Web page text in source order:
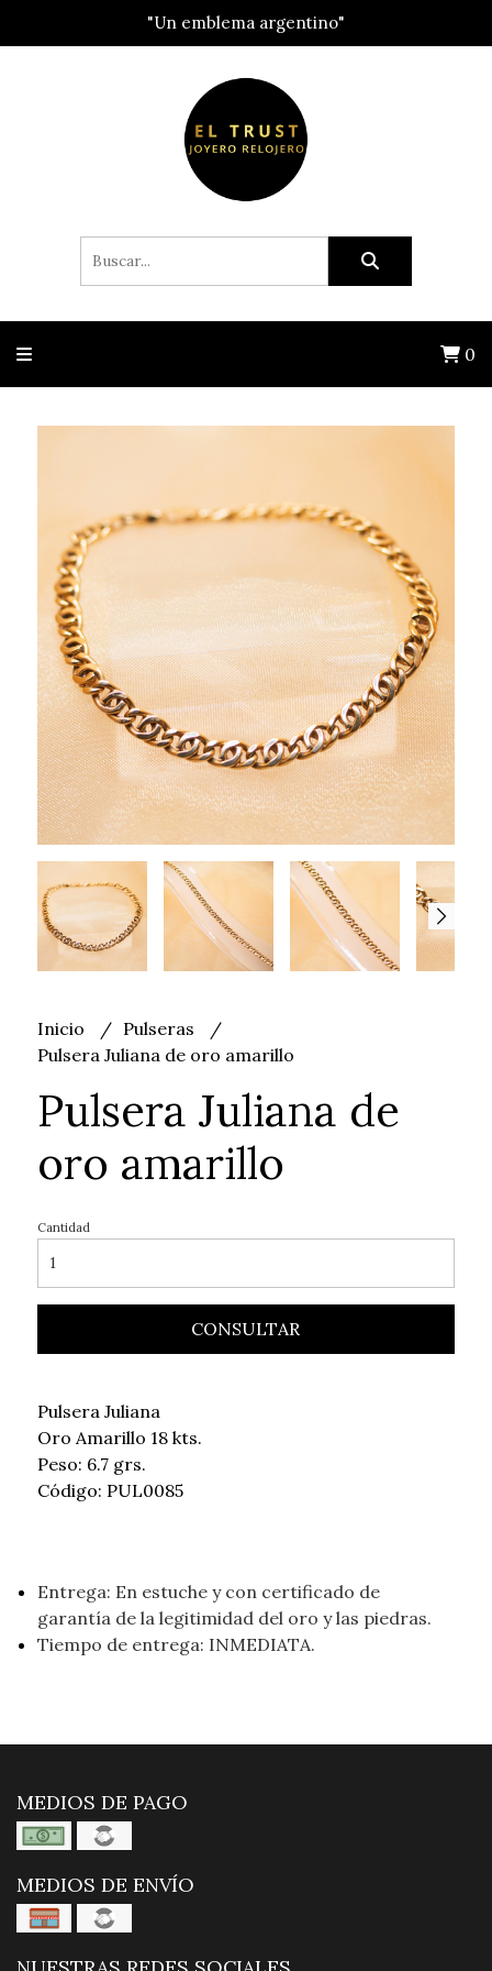
"Un emblema argentino"
0
Inicio
Pulseras
Pulsera Juliana de oro amarillo
Pulsera Juliana de
oro amarillo
Cantidad
CONSULTAR
Pulsera Juliana
Oro Amarillo 18 kts.
Peso: 6.7 grs.
Código: PUL0085
Entrega: En estuche y con certificado de
garantía de la legitimidad del oro y las piedras.
Tiempo de entrega: INMEDIATA.
MEDIOS DE PAGO
MEDIOS DE ENVÍO